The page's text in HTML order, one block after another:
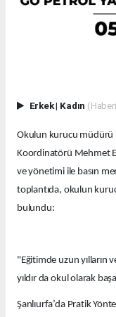
Erkek| Kadın
Okulun kurucu müdürü
Koordinatörü Mehmet
ve yönetimi ile basın
toplantıda, okulun
bulundu:
"Eğitimde uzun yılların
yıldır da okul olarak
Şanlıurfa’da Pratik